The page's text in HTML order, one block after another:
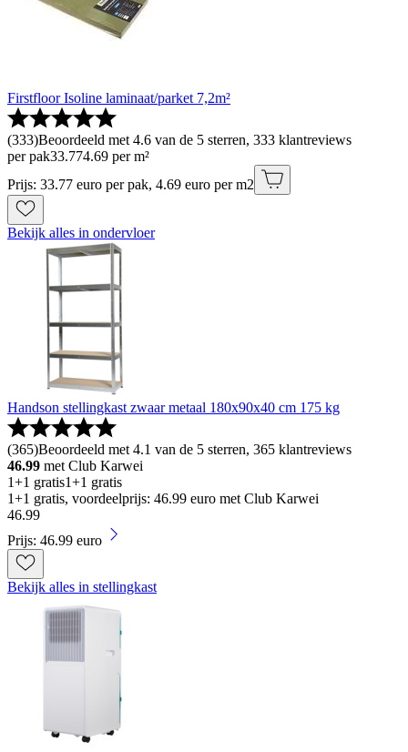
Firstfloor Isoline laminaat/parket 7,2m²
(333)Beoordeeld met 4.6 van de 5 sterren, 333 klantreviews
per pak33.774.69 per m²
Prijs: 33.77 euro per pak, 4.69 euro per m2
Bekijk alles in ondervloer
Handson stellingkast zwaar metaal 180x90x40 cm 175 kg
(365)Beoordeeld met 4.1 van de 5 sterren, 365 klantreviews
46.99 met Club Karwei
1+1 gratis1+1 gratis
1+1 gratis, voordeelprijs: 46.99 euro met Club Karwei
46.99
Prijs: 46.99 euro
Bekijk alles in stellingkast